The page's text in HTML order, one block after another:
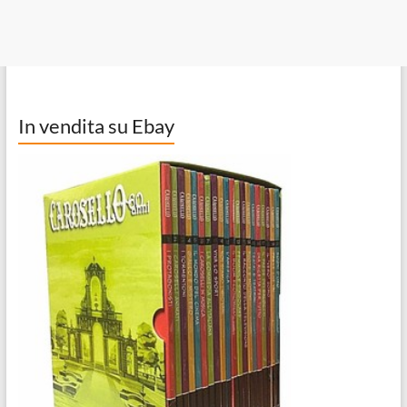
In vendita su Ebay